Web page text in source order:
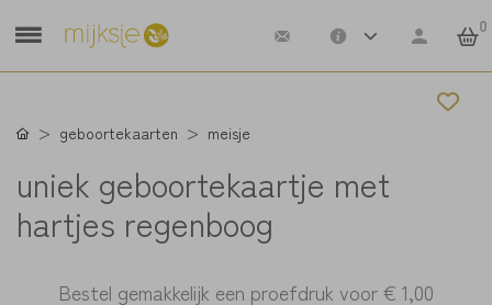
0
geboortekaarten meisje
uniek geboortekaartje met
hartjes regenboog
Bestel gemakkelijk een proefdruk voor€ 1,00